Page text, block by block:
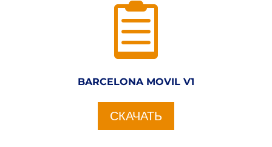

BARCELONA MOVIL V1
СКАЧАТЬ